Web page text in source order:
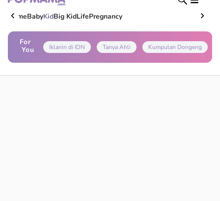
HomeBabyKidBig KidLifePregnancy
For
You
Iklanin di IDN Tanya Ahli Kumpulan Dongeng